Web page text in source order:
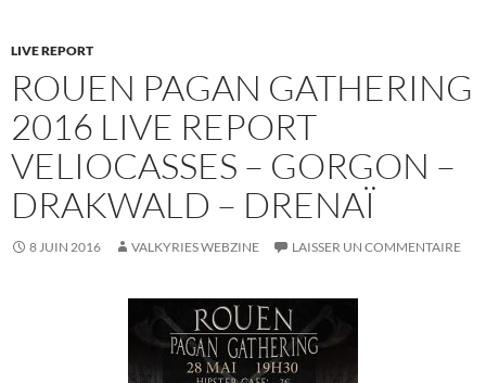
LIVE REPORT
ROUEN PAGAN GATHERING
2016 LIVE REPORT
VELIOCASSES – GORGON –
DRAKWALD – DRENAÏ
8 JUIN 2016 VALKYRIES WEBZINE LAISSER UN COMMENTAIRE